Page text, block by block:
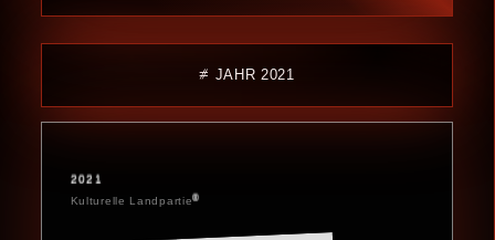
⧣ JAHR 2021
2021
Kulturelle Landpartie®